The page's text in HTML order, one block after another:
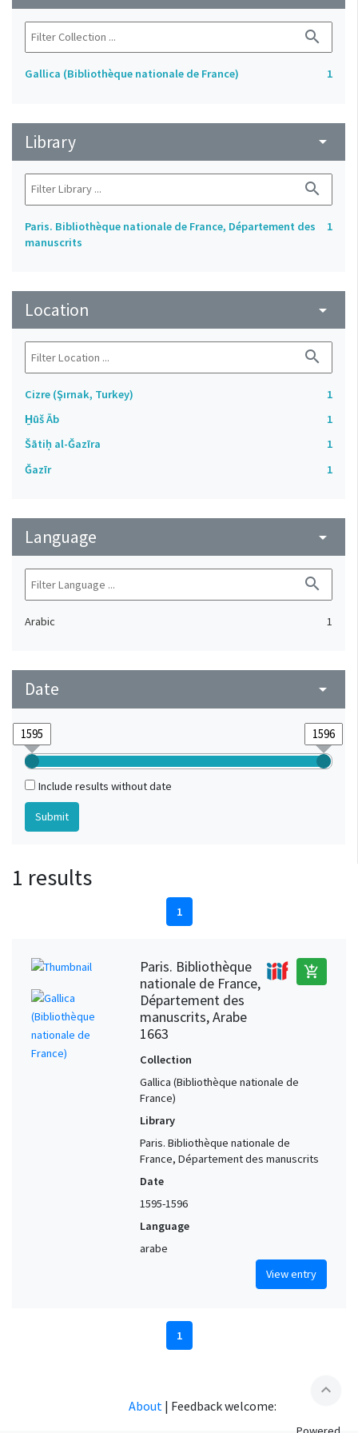
search
Gallica (Bibliothèque nationale de France) 1
Library arrow_drop_down
search
Paris. Bibliothèque nationale de France, Département des
manuscrits
1
Location arrow_drop_down
search
Cizre (Şırnak, Turkey)
1
H̱ūš Āb
1
Šātiḥ al-Ǧazīra
1
Ǧazīr
1
Language arrow_drop_down
search
Arabic 1
Date arrow_drop_down
Include results without date
1 results
1
Paris. Bibliothèque
nationale de France,
Département des
manuscrits, Arabe
1663
add_shopping_cart
Collection
Gallica (Bibliothèque nationale de
France)
Library
Paris. Bibliothèque nationale de
France, Département des manuscrits
Date
1595-1596
Language
arabe
View entry
1
expand_less
About | Feedback welcome: